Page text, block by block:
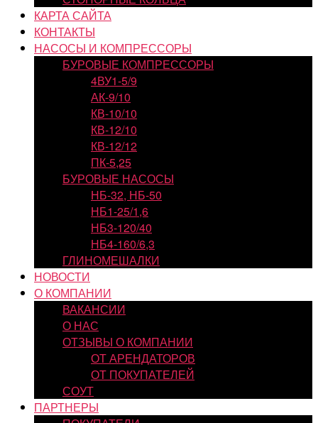
КАРТА САЙТА
КОНТАКТЫ
НАСОСЫ И КОМПРЕССОРЫ
БУРОВЫЕ КОМПРЕССОРЫ
4ВУ1-5/9
АК-9/10
КВ-10/10
КВ-12/10
КВ-12/12
ПК-5,25
БУРОВЫЕ НАСОСЫ
НБ-32, НБ-50
НБ1-25/1,6
НБ3-120/40
НБ4-160/6,3
ГЛИНОМЕШАЛКИ
НОВОСТИ
О КОМПАНИИ
ВАКАНСИИ
О НАС
ОТЗЫВЫ О КОМПАНИИ
ОТ АРЕНДАТОРОВ
ОТ ПОКУПАТЕЛЕЙ
СОУТ
ПАРТНЕРЫ